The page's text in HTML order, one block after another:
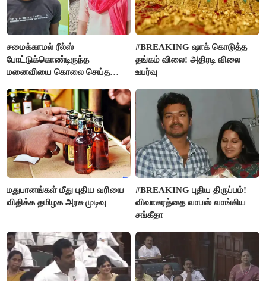
சமைக்காமல் ரீல்ஸ்
போட்டுக்கொண்டிருந்த
மனைவியை கொலை செய்த
#BREAKING ஷாக் கொடுத்த
தங்கம் விலை! அதிரடி விலை
உயர்வு
மதுபானங்கள் மீது புதிய வரியை
விதிக்க தமிழக அரசு முடிவு
#BREAKING புதிய திருப்பம்!
விவாகரத்தை வாபஸ் வாங்கிய
சங்கீதா